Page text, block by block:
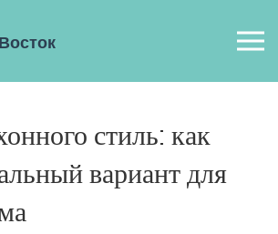
стиль: как
вариант для